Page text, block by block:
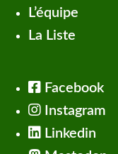
L’équipe
La Liste
Facebook
Instagram
Linkedin